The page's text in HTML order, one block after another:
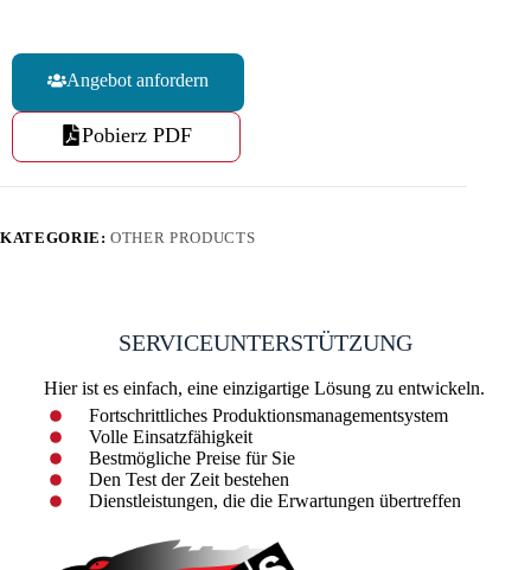
Angebot anfordern
Pobierz PDF
KATEGORIE:OTHER PRODUCTS
SERVICEUNTERSTÜTZUNG
Hier ist es einfach, eine einzigartige Lösung zu entwickeln.
Fortschrittliches Produktionsmanagementsystem
Volle Einsatzfähigkeit
Bestmögliche Preise für Sie
Den Test der Zeit bestehen
Dienstleistungen, die die Erwartungen übertreffen